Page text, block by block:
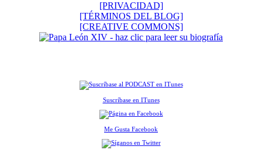
[PRIVACIDAD]
[TÉRMINOS DEL BLOG]
[CREATIVE COMMONS]
Suscríbase en ITunes
Me Gusta Facebook